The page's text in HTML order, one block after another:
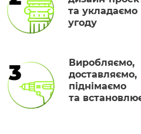
та укладаємо
угоду
3
Виробляємо,
доставляємо,
піднімаємо
та